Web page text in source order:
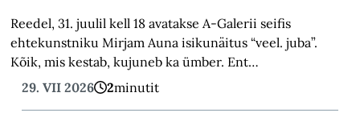
Reedel, 31. juulil kell 18 avatakse A-Galerii seifis
ehtekunstniku Mirjam Auna isikunäitus “veel. juba”.
Kõik, mis kestab, kujuneb ka ümber. Ent…
29. VII 2026
2minutit